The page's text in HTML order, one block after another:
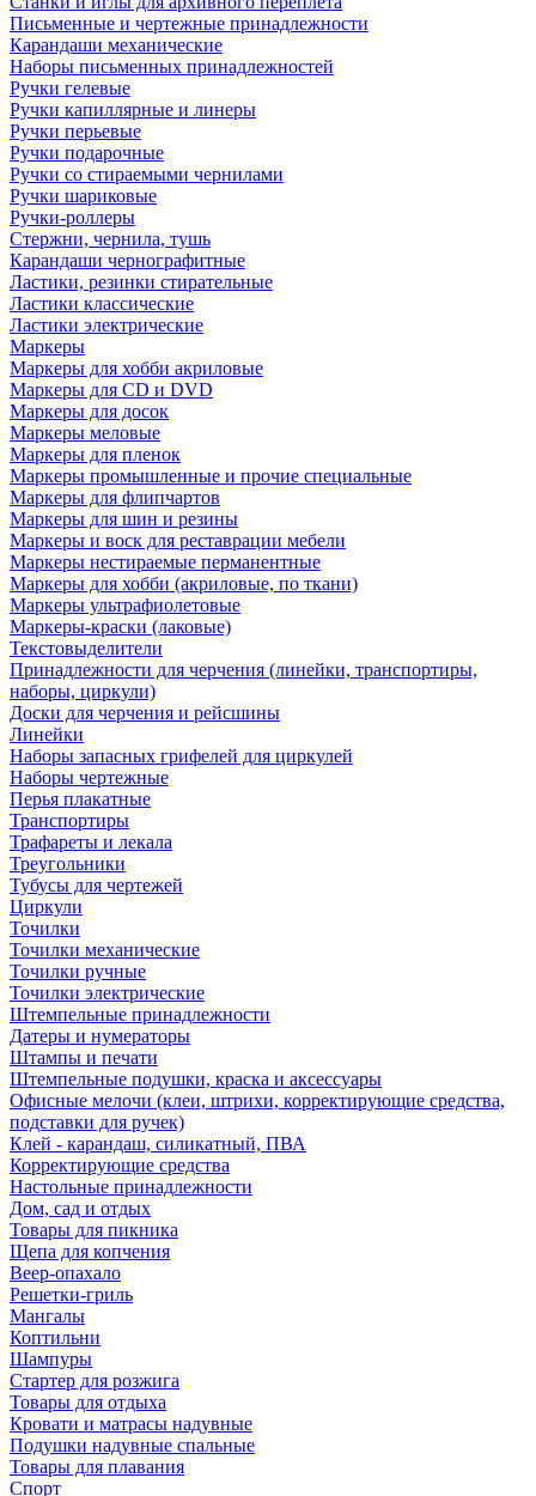
Письменные и чертежные принадлежности
Карандаши механические
Наборы письменных принадлежностей
Ручки гелевые
Ручки капиллярные и линеры
Ручки перьевые
Ручки подарочные
Ручки со стираемыми чернилами
Ручки шариковые
Ручки-роллеры
Стержни, чернила, тушь
Карандаши чернографитные
Ластики, резинки стирательные
Ластики классические
Ластики электрические
Маркеры
Маркеры для хобби акриловые
Маркеры для CD и DVD
Маркеры для досок
Маркеры меловые
Маркеры для пленок
Маркеры промышленные и прочие специальные
Маркеры для флипчартов
Маркеры для шин и резины
Маркеры и воск для реставрации мебели
Маркеры нестираемые перманентные
Маркеры для хобби (акриловые, по ткани)
Маркеры ультрафиолетовые
Маркеры-краски (лаковые)
Текстовыделители
Принадлежности для черчения (линейки, транспортиры,
наборы, циркули)
Доски для черчения и рейсшины
Линейки
Наборы запасных грифелей для циркулей
Наборы чертежные
Перья плакатные
Транспортиры
Трафареты и лекала
Треугольники
Тубусы для чертежей
Циркули
Точилки
Точилки механические
Точилки ручные
Точилки электрические
Штемпельные принадлежности
Датеры и нумераторы
Штампы и печати
Штемпельные подушки, краска и аксессуары
Офисные мелочи (клеи, штрихи, корректирующие средства,
подставки для ручек)
Клей - карандаш, силикатный, ПВА
Корректирующие средства
Настольные принадлежности
Дом, сад и отдых
Товары для пикника
Щепа для копчения
Веер-опахало
Решетки-гриль
Мангалы
Коптильни
Шампуры
Стартер для розжига
Товары для отдыха
Кровати и матрасы надувные
Подушки надувные спальные
Товары для плавания
Спорт